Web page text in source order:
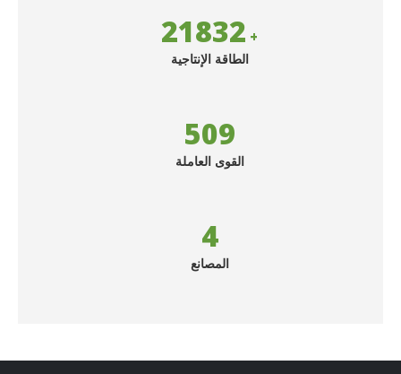
+
24499
الطاقة الإنتاجية
572
القوى العاملة
4
المصانع